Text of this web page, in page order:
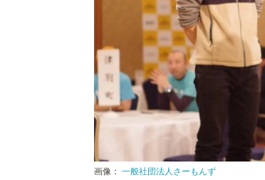
画像： 一般社団法人さーもんず